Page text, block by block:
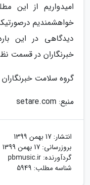
امیدواریم از این
خواهشمندیم
دیدگاهی در این
خبرنگاران در قسمت
گروه سلامت خبرنگاران
منبع: setare.com
انتشار: 17 بهمن 1399
بروزرسانی: 17 بهمن 1399
گردآورنده: pbmusic.ir
شناسه مطلب: 5949